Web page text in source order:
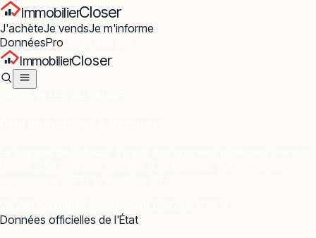
ImmobilierCloser
J'achèteJe vendsJe m'informe
DonnéesPro
ImmobilierCloser
Données officielles de l'État